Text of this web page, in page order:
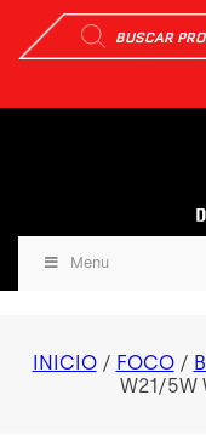
Búsqueda
de
productos
Menu
INICIO/ FOCO/
W21/5W